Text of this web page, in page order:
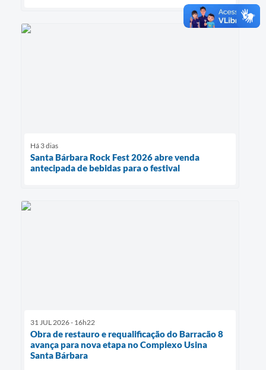
Há 3 dias
Santa Bárbara Rock Fest 2026 abre venda
antecipada de bebidas para o festival
31 JUL 2026 - 16h22
Obra de restauro e requalificação do Barracão 8
avança para nova etapa no Complexo Usina
Santa Bárbara